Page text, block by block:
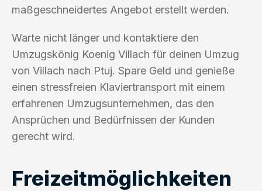
maßgeschneidertes Angebot erstellt werden.
Warte nicht länger und kontaktiere den
Umzugskönig Koenig Villach für deinen Umzug
von Villach nach Ptuj. Spare Geld und genieße
einen stressfreien Klaviertransport mit einem
erfahrenen Umzugsunternehmen, das den
Ansprüchen und Bedürfnissen der Kunden
gerecht wird.
Freizeitmöglichkeiten